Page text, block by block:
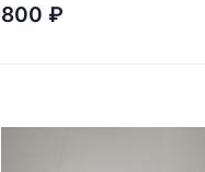
800 ₽